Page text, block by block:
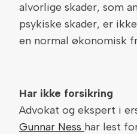
alvorlige skader, som
psykiske skader, er
en normal økonomisk
Har ikke forsikring
Advokat og ekspert i
Gunnar Ness har lest